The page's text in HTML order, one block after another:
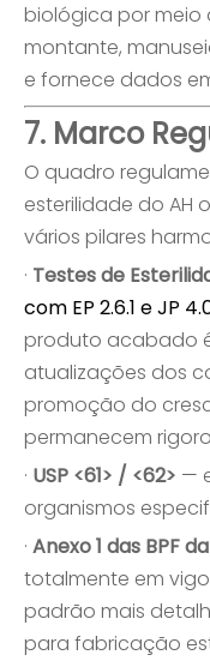
biológica por meio
montante,
e fornece dados
7. Marco
O quadro
esterilidade do AH
vários pilares
· Testes de
com EP 2.6.1 e JP
produto acabado
atualizações dos
promoção do
permanecem
· USP <61> / <62> —
organismos
· Anexo 1 das BPF
totalmente em
padrão mais
para fabricação